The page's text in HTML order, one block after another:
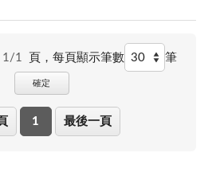
1/1 頁， 每頁顯示筆數 筆
確定
1 最後一頁